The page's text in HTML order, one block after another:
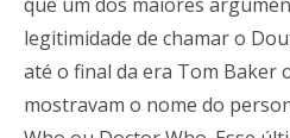
legitimidade de chamar o
até o final da era Tom Baker
mostravam o nome do